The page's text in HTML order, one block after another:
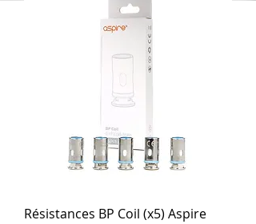
Résistances BP Coil (x5) Aspire